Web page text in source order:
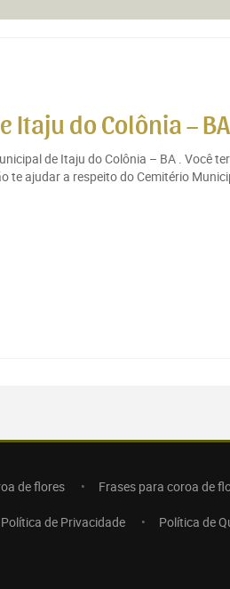
Itaju do Colônia – BA
de Itaju do Colônia – BA . Você
te ajudar a respeito do Cemitério
de flores Frases para coroa de
Política de Privacidade Política de